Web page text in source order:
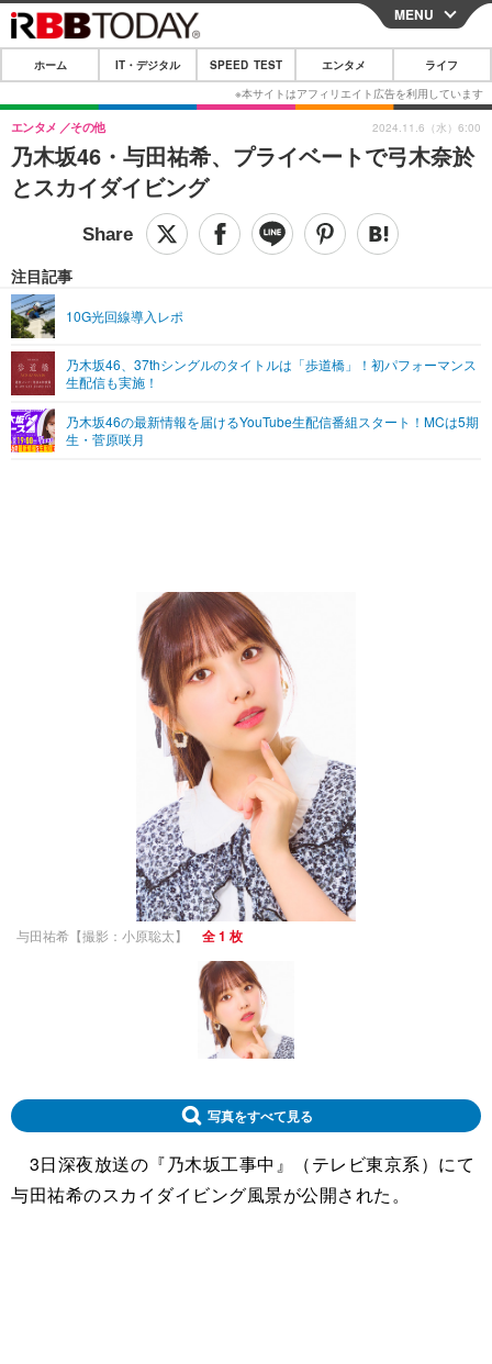
CLOSE
ホーム
IT・デジタル
IT・デジタルTOP スマートフォン
ショッピング その他
SPEED TEST
エンタメTOP 映画・ドラマ
グラビア
ショッピング その他
ライフTOP
その他
リリース一覧
プッシュ通知の停止方法
MENU
ホーム IT・デジタル SPEED TEST エンタメ ライフ
乃木坂46・与田祐希、プライベートで弓木奈於
とスカイダイビング
エンタメ その他
注目記事
10G光回線導入レポ
乃木坂46、37thシングルのタイトルは「歩道橋」！初パフォーマンス
生配信も実施！
乃木坂46の最新情報を届けるYouTube生配信番組スタート！MCは5期
生・菅原咲月
2024.11.6（水）6:00
与田祐希【撮影：小原聡太】 全 1 枚
写真をすべて見る
3日深夜放送の『乃木坂工事中』（テレビ東京系）にて
与田祐希のスカイダイビング風景が公開された。